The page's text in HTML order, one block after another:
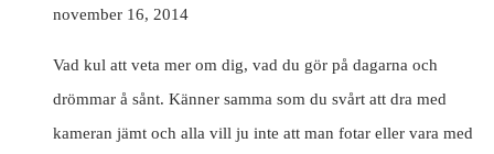
november 16, 2014
Vad kul att veta mer om dig, vad du gör på dagarna och
drömmar å sånt. Känner samma som du svårt att dra med
kameran jämt och alla vill ju inte att man fotar eller vara med